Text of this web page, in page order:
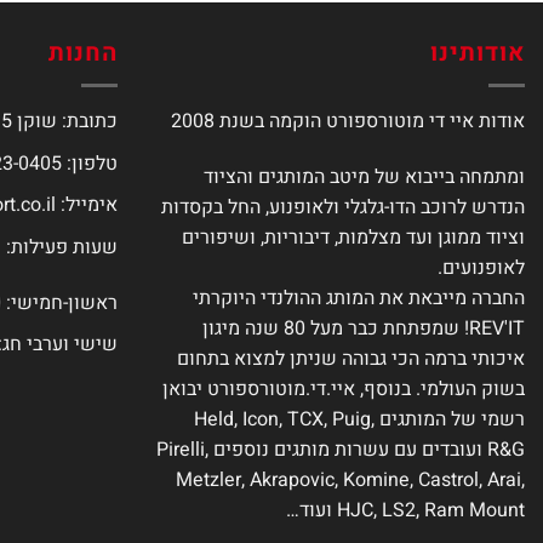
אודותינו
אודות איי די מוטורספורט הוקמה בשנת 2008
ומתמחה בייבוא של מיטב המותגים והציוד
הנדרש לרוכב הדו-גלגלי ולאופנוע, החל בקסדות
וציוד ממוגן ועד מצלמות, דיבוריות, ושיפורים
לאופנועים.
החברה מייבאת את המותג ההולנדי היוקרתי
REV'IT! שמפתחת כבר מעל 80 שנה מיגון
איכותי ברמה הכי גבוהה שניתן למצוא בתחום
בשוק העולמי. בנוסף, איי.די.מוטורספורט יבואן
רשמי של המותגים Held, Icon, TCX, Puig,
R&G ועובדים עם עשרות מותגים נוספים Pirelli,
Metzler, Akrapovic, Komine, Castrol, Arai,
HJC, LS2, Ram Mount ועוד…
החנות
כתובת: שוקן 15, תל אביב
טלפון: 077-423-0405
אימייל:
שעות פעילות:
ראשון-חמישי: 9:00-18:00
שישי וערבי חג: 9:00-14:00